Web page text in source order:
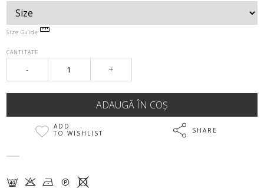
Size Guide
CANTITATE
- +
ADD
TO WISHLIST
SHARE
F K N Q X